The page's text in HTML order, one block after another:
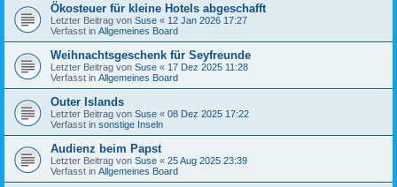
Ökosteuer für kleine Hotels abgeschafft
Letzter Beitrag von Suse « 12 Jan 2026 17:27
Verfasst in Allgemeines Board
Weihnachtsgeschenk für Seyfreunde
Letzter Beitrag von Suse « 17 Dez 2025 11:28
Verfasst in Allgemeines Board
Outer Islands
Letzter Beitrag von Suse « 08 Dez 2025 17:22
Verfasst in sonstige Inseln
Audienz beim Papst
Letzter Beitrag von Suse « 25 Aug 2025 23:39
Verfasst in Allgemeines Board